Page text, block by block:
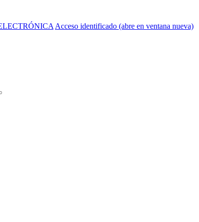
Acceso identificado (abre en ventana nueva)